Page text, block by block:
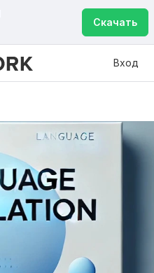
Скачать
Вход